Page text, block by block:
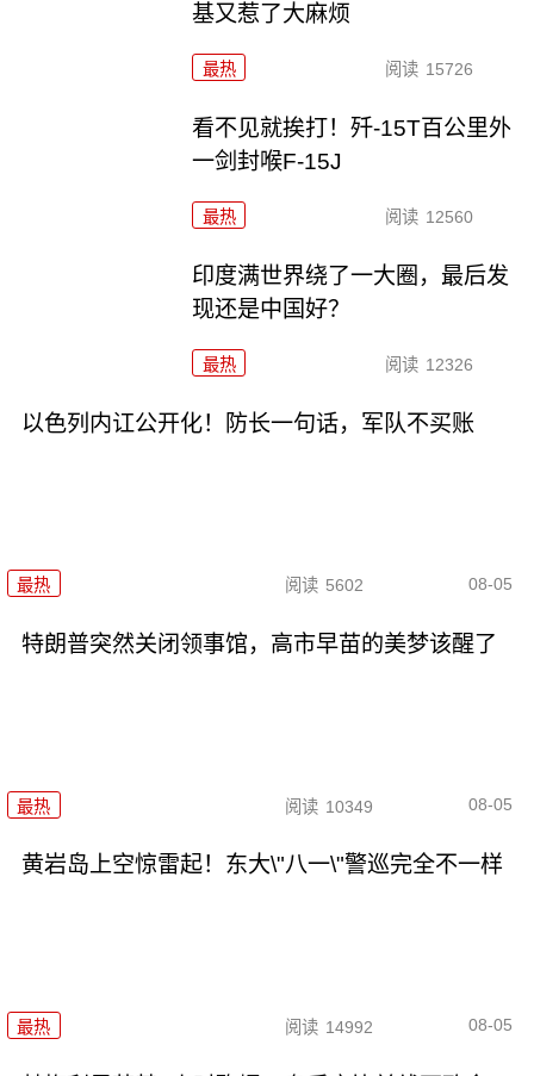
基又惹了大麻烦
最热 阅读 15726
看不见就挨打！歼-15T百公里外
一剑封喉F-15J
最热 阅读 12560
印度满世界绕了一大圈，最后发
现还是中国好？
最热 阅读 12326
以色列内讧公开化！防长一句话，军队不买账
最热 阅读 5602 08-05
特朗普突然关闭领事馆，高市早苗的美梦该醒了
最热 阅读 10349 08-05
黄岩岛上空惊雷起！东大\"八一\"警巡完全不一样
最热 阅读 14992 08-05